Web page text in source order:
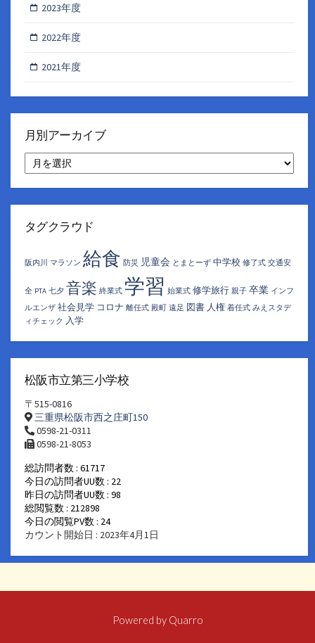
2023年度
2022年度
2021年度
月別アーカイブ
別
ア
イ
タグクラウド
阪内川 マラソン 給食 防災 児童会 とまとーず 中学校 修了式 交通安
全 PTA 七夕 音楽 終業式 学習 始業式 修学旅行 親子 卒業 インフ
ルエンザ 社会見学 コロナ 離任式 殿町 遠足 図書 人権 着任式 みえスタデ
ィチェック
入学
松阪市立第三小学校
〒515-0816
三重県松阪市西之庄町150
0598-21-0311
0598-21-8053
総訪問者数 : 61717
今日の訪問者UU数 : 22
昨日の訪問者UU数 : 98
総閲覧数 : 212898
今日の閲覧PV数 : 24
カウント開始日 : 2023年4月1日
Powered by Quarro